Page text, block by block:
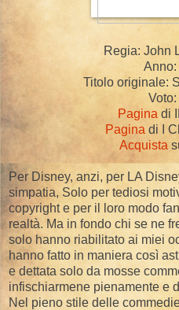
Regia: John
Titolo originale:
Pagina di
Pagina di I
Acquista
Per Disney, anzi, per LA
simpatia, Solo per tediosi
copyright e per il loro modo
realtà. Ma in fondo chi se ne
solo hanno riabilitato ai miei
hanno fatto in maniera così
e dettata solo da mosse
infischiarmene pienamente e
Nel pieno stile delle